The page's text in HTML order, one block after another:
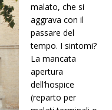
malato, che si
aggrava con il
passare del
tempo. I sintomi?
La mancata
apertura
dell’hospice
(reparto per